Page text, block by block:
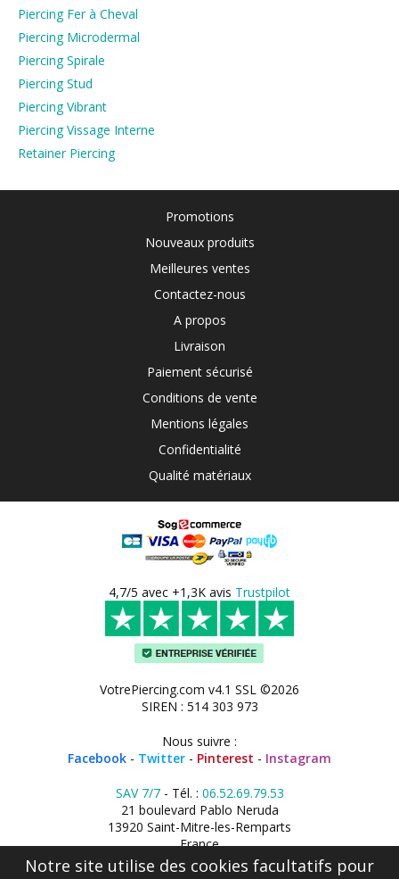
Piercing Fer à Cheval
Piercing Microdermal
Piercing Spirale
Piercing Stud
Piercing Vibrant
Piercing Vissage Interne
Retainer Piercing
Promotions
Nouveaux produits
Meilleures ventes
Contactez-nous
A propos
Livraison
Paiement sécurisé
Conditions de vente
Mentions légales
Confidentialité
Qualité matériaux
4,7/5 avec +1,3K avis Trustpilot
VotrePiercing.com v4.1 SSL ©2026
SIREN : 514 303 973
Nous suivre :
Facebook - Twitter - Pinterest - Instagram
SAV 7/7- Tél. : 06.52.69.79.53
21 boulevard Pablo Neruda
13920 Saint-Mitre-les-Remparts
France
Notre site utilise des cookies facultatifs pour